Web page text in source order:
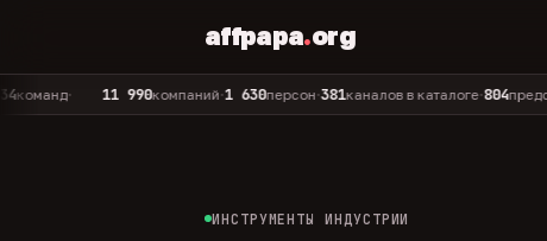
affpapa.org
• 11 990 компаний•1 630персон•381каналов в каталоге•804
ИНСТРУМЕНТЫ ИНДУСТРИИ